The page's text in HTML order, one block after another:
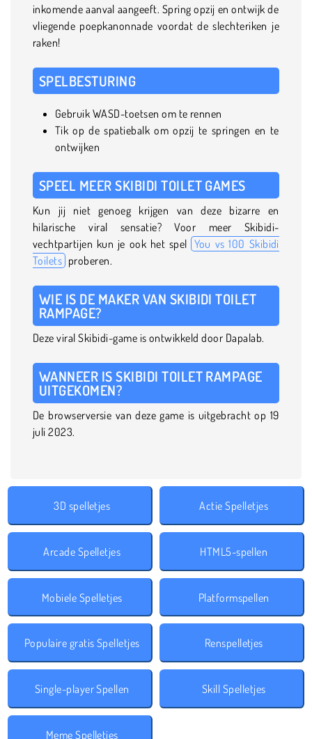
inkomende aanval aangeeft. Spring opzij en ontwijk de
vliegende poepkanonnade voordat de slechteriken je
raken!
SPELBESTURING
Gebruik WASD-toetsen om te rennen
Tik op de spatiebalk om opzij te springen en te
ontwijken
SPEEL MEER SKIBIDI TOILET GAMES
Kun jij niet genoeg krijgen van deze bizarre en
hilarische viral sensatie? Voor meer Skibidi-
vechtpartijen kun je ook het spel You vs 100 Skibidi
Toilets proberen.
WIE IS DE MAKER VAN SKIBIDI TOILET
RAMPAGE?
Deze viral Skibidi-game is ontwikkeld door Dapalab.
WANNEER IS SKIBIDI TOILET RAMPAGE
UITGEKOMEN?
De browserversie van deze game is uitgebracht op 19
juli 2023.
3D spelletjes Actie Spelletjes
Arcade Spelletjes HTML5-spellen
Mobiele Spelletjes Platformspellen
Populaire gratis Spelletjes Renspelletjes
Single-player Spellen Skill Spelletjes
Meme Spelletjes